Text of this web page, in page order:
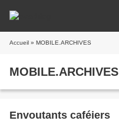
Accueil » MOBILE.ARCHIVES
MOBILE.ARCHIVES
Envoutants caféiers